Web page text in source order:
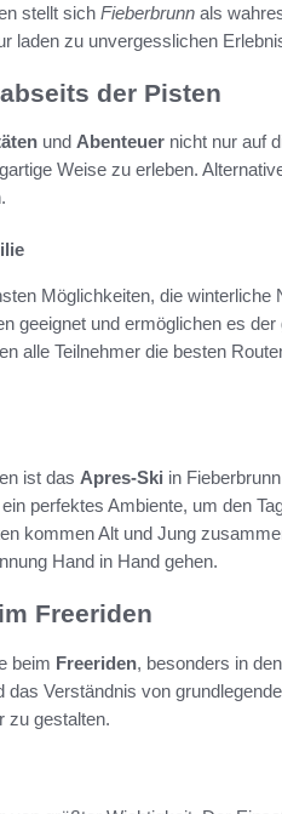
stellt sich Fieberbrunn als
laden zu unvergesslichen
der Pisten
und Abenteuer nicht nur auf
Weise zu erleben.
Möglichkeiten, die winterliche
geeignet und ermöglichen es
alle Teilnehmer die besten
ist das Apres-Ski in
perfektes Ambiente, um den
kommen Alt und Jung
Hand in Hand gehen.
Freeriden
beim Freeriden, besonders in
das Verständnis von
zu gestalten.